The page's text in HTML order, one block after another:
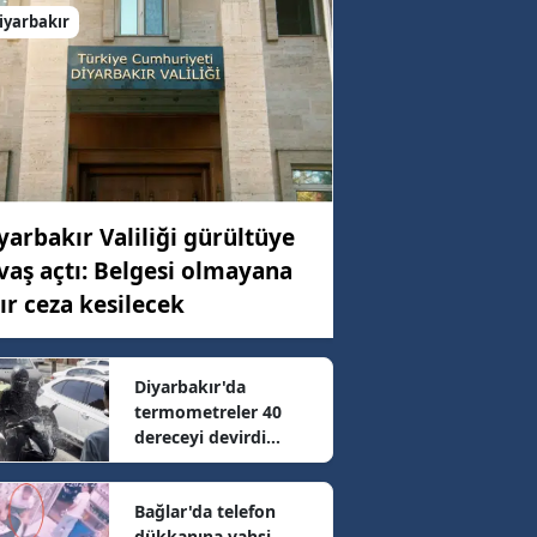
km/h
km/h
km/h
km/h
Valiliği gürültüye
açtı: Belgesi olmayana
ceza kesilecek
Diyarbakır'da
termometreler 40
dereceyi devirdi
Sıcaktan bunalanlar
çareyi hortumda
buldu
Bağlar'da telefon